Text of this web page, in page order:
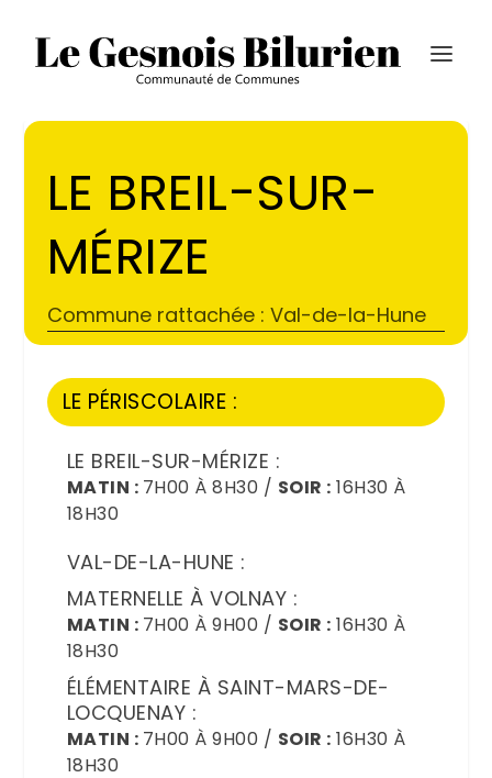
LE BREIL-SUR-
MÉRIZE
Commune rattachée : Val-de-la-Hune
LE PÉRISCOLAIRE :
LE BREIL-SUR-MÉRIZE :
MATIN : 7H00 À 8H30 / SOIR : 16H30 À
18H30
VAL-DE-LA-HUNE :
MATERNELLE À VOLNAY :
MATIN : 7H00 À 9H00 / SOIR : 16H30 À
18H30
ÉLÉMENTAIRE À SAINT-MARS-DE-
LOCQUENAY :
MATIN : 7H00 À 9H00 / SOIR : 16H30 À
18H30